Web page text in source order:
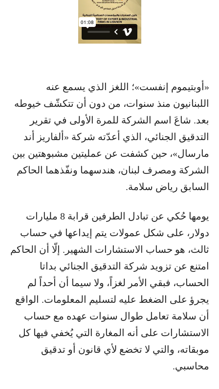
«أوبتيموم إنفست»؛ اللغز الذي يسمع عنه
اللبنانيون منذ سنوات، من دون أن تتكشّف خيوطه
بعد. شاعَ اسم الشركة للمرة الأولى في تقرير
التدقيق الجنائي، الذي أعدّته شركة «ألفاريز أند
مارسال»، حين كشفت عن عمليتين مشبوهتين بين
الشركة ومصرف لبنان، هندسهما ونفّذهما الحاكم
السابق رياض سلامة.
يومها حُكي عن تبادل الطرفين قرابة 8 مليارات
دولار، على شكل عمولات يتم إيداعها في حساب
ثالث، هو حساب الاستشارات الشهير. إلّا أن الحاكم
امتنع عن تزويد شركة التدقيق الجنائي بداتا
الحساب، فبقي الأمر لغزاً، ولا سيما أن أحداً لم
يجرؤ على الضغط عليه لتسليم المعلومات. الواقع
أن سلامة تعامل طوال سنوات عهده مع حساب
الاستشارات على أنه المغارة التي يُخفي فيها كل
موبقاته، والتي لا تخضع لأي قانون أو تدقيق
محاسبي.